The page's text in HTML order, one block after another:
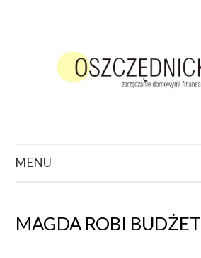
MENU
O CZYM CHCESZ
MAGDA ROBI BUDŻET